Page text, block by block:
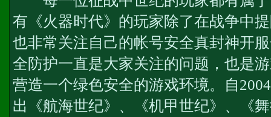
有《火器时代》的玩家除了在战争中
也非常关注自己的帐号安全真封神开
全防护一直是大家关注的问题，也是
营造一个绿色安全的游戏环境。自
出《航海世纪》、《机甲世纪》、《